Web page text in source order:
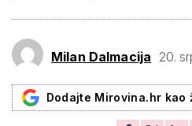
Milan Dalmacija 20.
Dodajte Mirovina.hr kao